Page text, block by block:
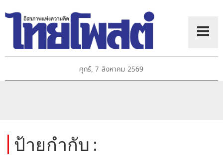
ศุกร์, 7 สิงหาคม 2569
ป้ายกำกับ :